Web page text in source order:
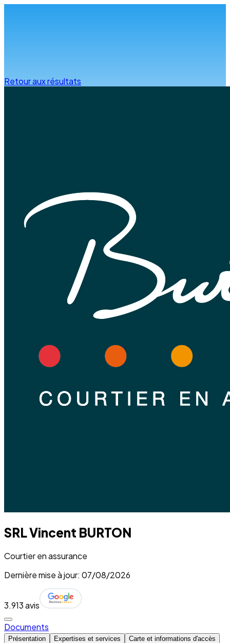
Retour aux résultats
SRL Vincent BURTON
Courtier en assurance
Dernière mise à jour: 07/08/2026
3.913 avis
Documents
Présentation Expertises et services
Carte et informations d'accès